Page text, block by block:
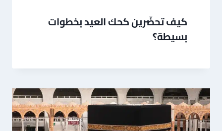
كيف تحضّرين كحك العيد بخطوات
بسيطة؟